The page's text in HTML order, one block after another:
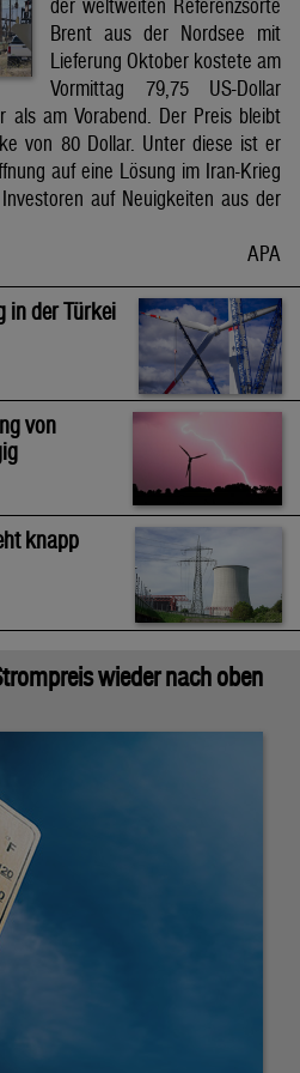
der weltweiten Referenzsorte
Brent aus der Nordsee mit
Lieferung Oktober kostete am
Vormittag 79,75 US-Dollar
als am Vorabend. Der Preis bleibt
von 80 Dollar. Unter diese ist er
auf eine Lösung im Iran-Krieg
auf Neuigkeiten aus der
APA
in der Türkei
von
knapp
wieder nach oben